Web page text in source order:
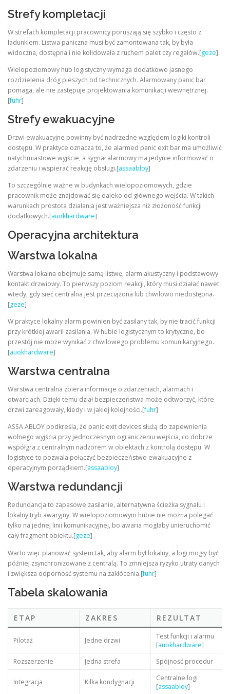
Strefy kompletacji
W strefach kompletacji pracownicy poruszają się szybko i często z
ładunkiem. Listwa paniczna musi być zamontowana tak, by była
widoczna, dostępna i nie kolidowała z ruchem palet czy regałów.[geze]
Wielopoziomowy hub logistyczny wymaga dodatkowo jasnego
rozdzielenia dróg pieszych od technicznych. Alarmowany panic bar
pomaga, ale nie zastępuje projektowania komunikacji wewnętrznej.
[fuhr]
Strefy ewakuacyjne
Drzwi ewakuacyjne powinny być nadrzędne względem logiki kontroli
dostępu. W praktyce oznacza to, że alarmed panic exit bar ma umożliwić
natychmiastowe wyjście, a sygnał alarmowy ma jedynie informować o
zdarzeniu i wspierać reakcję obsługi.[assaabloy]
To szczególnie ważne w budynkach wielopoziomowych, gdzie
pracownik może znajdować się daleko od głównego wejścia. W takich
warunkach prostota działania jest ważniejsza niż złożoność funkcji
dodatkowych.[auokhardware]
Operacyjna architektura
Warstwa lokalna
Warstwa lokalna obejmuje samą listwę, alarm akustyczny i podstawowy
kontakt drzwiowy. To pierwszy poziom reakcji, który musi działać nawet
wtedy, gdy sieć centralna jest przeciążona lub chwilowo niedostępna.
[geze]
W praktyce lokalny alarm powinien być zasilany tak, by nie tracić funkcji
przy krótkiej awarii zasilania. W hubie logistycznym to krytyczne, bo
przestój nie może wynikać z chwilowego problemu komunikacyjnego.
[auokhardware]
Warstwa centralna
Warstwa centralna zbiera informacje o zdarzeniach, alarmach i
otwarciach. Dzięki temu dział bezpieczeństwa może odtworzyć, które
drzwi zareagowały, kiedy i w jakiej kolejności.[fuhr]
ASSA ABLOY podkreśla, że panic exit devices służą do zapewnienia
wolnego wyjścia przy jednoczesnym ograniczeniu wejścia, co dobrze
współgra z centralnym nadzorem w obiektach z kontrolą dostępu. W
logistyce to pozwala połączyć bezpieczeństwo ewakuacyjne z
operacyjnym porządkiem.[assaabloy]
Warstwa redundancji
Redundancja to zapasowe zasilanie, alternatywna ścieżka sygnału i
lokalny tryb awaryjny. W wielopoziomowym hubie nie można polegać
tylko na jednej linii komunikacyjnej, bo awaria mogłaby unieruchomić
cały fragment obiektu.[geze]
Warto więc planować system tak, aby alarm był lokalny, a logi mogły być
później zsynchronizowane z centralą. To zmniejsza ryzyko utraty danych
i zwiększa odporność systemu na zakłócenia.[fuhr]
Tabela skalowania
ETAP ZAKRES REZULTAT
Pilotaż Jedne drzwi
Test funkcji i alarmu
[auokhardware]
Rozszerzenie
Jedna strefa Spójność procedur
Integracja Kilka kondygnacji
Centralne logi
[assaabloy]